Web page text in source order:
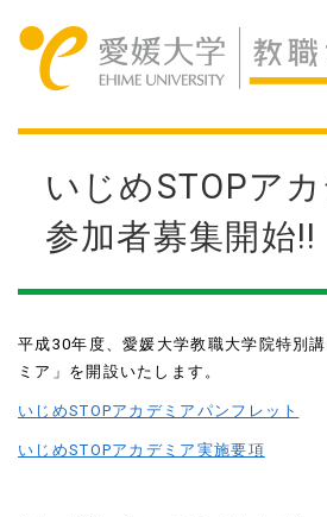
いじめSTOPア
参加者募集開始!!
平成30年度、愛媛大学教職大学院特別
ミア」を開設いたします。
いじめSTOPアカデミアパンフレット
いじめSTOPアカデミア実施要項